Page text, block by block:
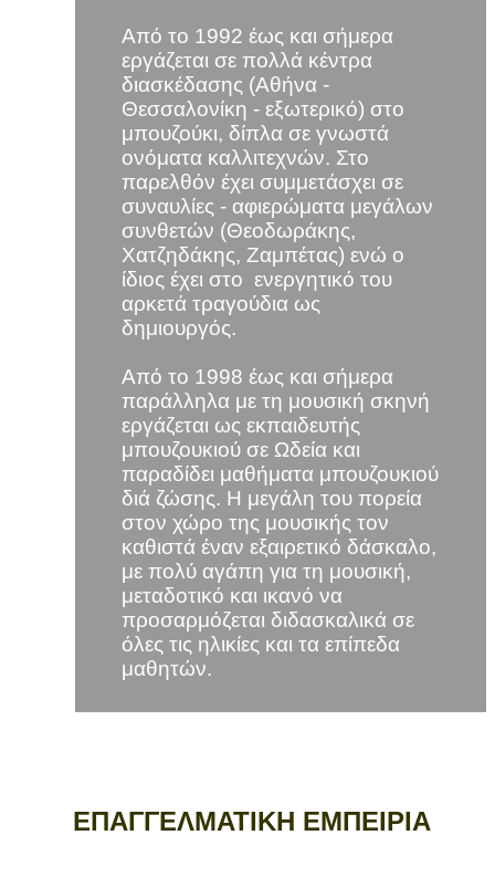
Από το 1992 έως και σήμερα
εργάζεται σε πολλά κέντρα
διασκέδασης (Αθήνα -
Θεσσαλονίκη - εξωτερικό) στο
μπουζούκι, δίπλα σε γνωστά
ονόματα καλλιτεχνών. Στο
παρελθόν έχει συμμετάσχει σε
συναυλίες - αφιερώματα μεγάλων
συνθετών (Θεοδωράκης,
Χατζηδάκης, Ζαμπέτας) ενώ ο
ίδιος έχει στο ενεργητικό του
αρκετά τραγούδια ως
δημιουργός.
Από το 1998 έως και σήμερα
παράλληλα με τη μουσική σκηνή
εργάζεται ως εκπαιδευτής
μπουζουκιού σε Ωδεία και
παραδίδει μαθήματα μπουζουκιού
διά ζώσης. Η μεγάλη του πορεία
στον χώρο της μουσικής τον
καθιστά έναν εξαιρετικό δάσκαλο,
με πολύ αγάπη για τη μουσική,
μεταδοτικό και ικανό να
προσαρμόζεται διδασκαλικά σε
όλες τις ηλικίες και τα επίπεδα
μαθητών.
ΕΠΑΓΓΕΛΜΑΤΙΚΗ ΕΜΠΕΙΡΙΑ